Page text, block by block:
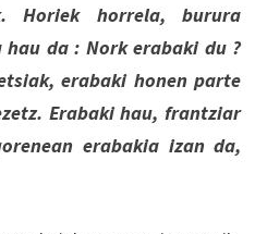
Horiek horrela, burura
da : Nork erabaki du ?
erabaki honen parte
Erabaki hau, frantziar
erabakia izan da,